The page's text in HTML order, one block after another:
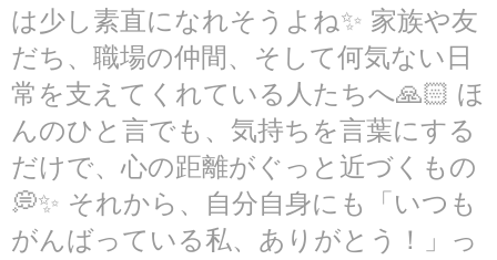
は少し素直になれそうよね✨ 家族や友
だち、職場の仲間、そして何気ない日
常を支えてくれている人たちへ🙏🏻 ほ
んのひと言でも、気持ちを言葉にする
だけで、心の距離がぐっと近づくもの
💭✨ それから、自分自身にも「いつも
がんばっている私、ありがとう！」っ